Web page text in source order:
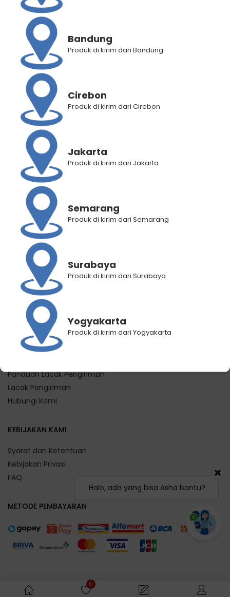
0
Kode
Reseller
Nama
Online
Shop
SUMBERAYUSENTOSA
Link Toko https://shopee.co.id/sumberayusentosa
Halo, ada yang bisa Asha bantu?
BANTUAN
Panduan Pembelian
Panduan Registrasi
Panduan Lacak Pengiriman
Lacak Pengiriman
Hubungi Kami
KEBIJAKAN KAMI
Syarat dan Ketentuan
Kebijakan Privasi
FAQ
METODE PEMBAYARAN
Bandung
Produk di kirim dari Bandung
Cirebon
Produk di kirim dari Cirebon
Jakarta
Produk di kirim dari Jakarta
Semarang
Produk di kirim dari Semarang
Surabaya
Produk di kirim dari Surabaya
Yogyakarta
Produk di kirim dari Yogyakarta